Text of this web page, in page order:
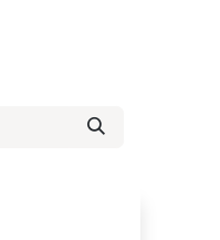
Contáctanos